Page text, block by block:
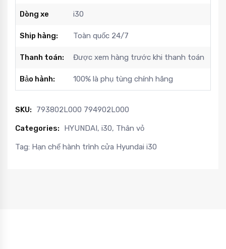
Dòng xe i30
Ship hàng: Toàn quốc 24/7
Thanh toán: Được xem hàng trước khi thanh toán
Bảo hành: 100% là phụ tùng chính hãng
SKU: 793802L000 794902L000
Categories: HYUNDAI, i30, Thân vỏ
Tag: Hạn chế hành trình cửa Hyundai i30